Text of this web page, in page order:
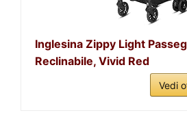
Inglesina Zippy Light
Reclinabile, Vivid Red
Vedi